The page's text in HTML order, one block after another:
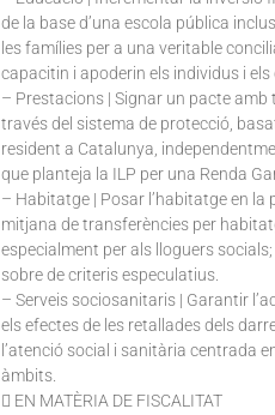
de la base d’una escola pública
les famílies per a una veritable
capacitin i apoderin els individus i
– Prestacions | Signar un pacte
través del sistema de protecció,
resident a Catalunya,
que planteja la ILP per una Renda
– Habitatge | Posar l’habitatge en
mitjana de transferències per
especialment per als lloguers
sobre de criteris especulatius.
– Serveis sociosanitaris | Garantir
els efectes de les retallades dels
l’atenció social i sanitària centrada
àmbits.
 EN MATÈRIA DE FISCALITAT